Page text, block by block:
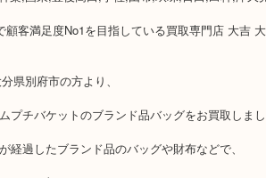
ヴィトン
トン プチバケットをお買取りさせていただ